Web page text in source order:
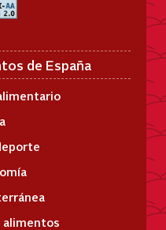
de España
alimentos